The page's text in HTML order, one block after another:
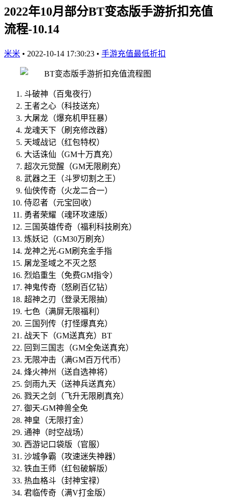
2022年10月部分BT变态版手游折扣充值
流程-10.14
米米 • 2022-10-14 17:30:23 • 手游充值最低折扣
斗破神（百鬼夜行）
王者之心（科技送充）
大屠龙（爆充机甲狂暴）
龙魂天下（刷充修改器）
天域战记（红包特权）
大话诛仙（GM十万真充）
超次元觉醒（GM无限刷充）
武器之王（斗罗切割之王）
仙侠传奇（火龙二合一）
侍忍者（元宝回收）
勇者荣耀（魂环攻速版）
三国英雄传奇（福利科技刷充）
炼妖记（GM30万刷充）
龙神之光-GM刷充金手指
屠龙圣域之不灭之怒
烈焰重生（免费GM指令）
神鬼传奇（怒刷百亿钻）
超神之刃（登录无限抽）
七色（满屏无限福利）
三国列传（打怪爆真充）
战天下（GM送真充）BT
回到三国志（GM全免送真充）
无限冲击（满GM百万代币）
烽火神州（送自选神将）
剑雨九天（送神兵送真充）
戮天之剑（飞升无限刷真充）
御天-GM神兽全免
神皇（无限打金）
通神（时空战场）
西游记口袋版（官服）
沙城争霸（攻速迷失神器）
铁血王师（红包破解版）
热血格斗（封神宝禄）
君临传奇（满V打金版）